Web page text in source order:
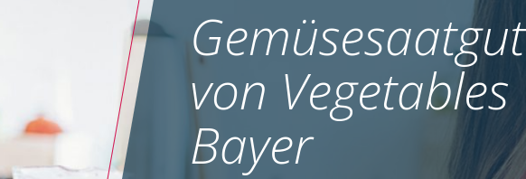
Gemüsesaatgut
von Vegetables
Bayer